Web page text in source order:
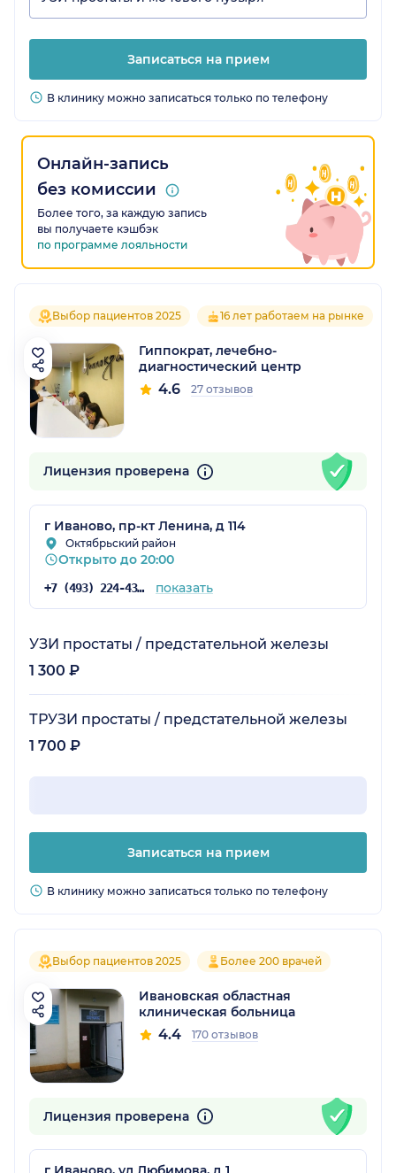
Записаться на прием
В клинику можно записаться только по телефону
Онлайн-запись
без комиссии
Более того, за каждую запись
вы получаете кэшбэк
по программе лояльности
Выбор пациентов 2025 16 лет работаем на рынке
Гиппократ, лечебно-
диагностический центр
4.6 27 отзывов
Лицензия проверена
г Иваново, пр-кт Ленина, д 114
Октябрьский район
Открыто до 20:00
+7 (493) 224-43-15 показать
УЗИ простаты / предстательной железы
1 300 ₽
ТРУЗИ простаты / предстательной железы
1 700 ₽
Записаться на прием
В клинику можно записаться только по телефону
Выбор пациентов 2025 Более 200 врачей
Ивановская областная
клиническая больница
4.4 170 отзывов
Лицензия проверена